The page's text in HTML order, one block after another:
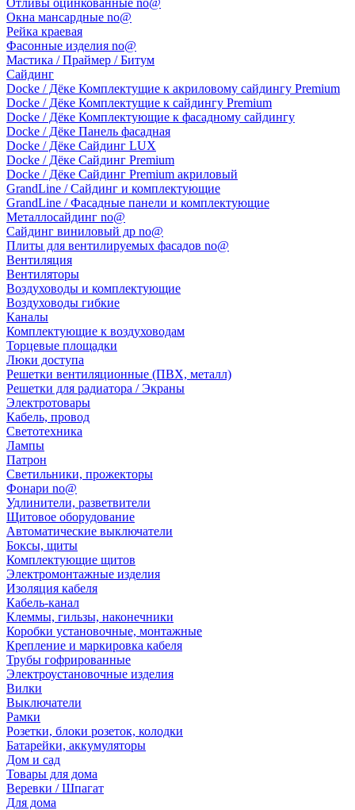
Отливы оцинкованные no@
Окна мансардные no@
Рейка краевая
Фасонные изделия no@
Мастика / Праймер / Битум
Сайдинг
Docke / Дёке Комплектущие к акриловому сайдингу Premium
Docke / Дёке Комплектущие к сайдингу Premium
Docke / Дёке Комплектующие к фасадному сайдингу
Docke / Дёке Панель фасадная
Docke / Дёке Сайдинг LUX
Docke / Дёке Сайдинг Premium
Docke / Дёке Сайдинг Premium акриловый
GrandLine / Сайдинг и комплектующие
GrandLine / Фасадные панели и комплектующие
Металлосайдинг no@
Сайдинг виниловый др no@
Плиты для вентилируемых фасадов no@
Вентиляция
Вентиляторы
Воздуховоды и комплектующие
Воздуховоды гибкие
Каналы
Комплектующие к воздуховодам
Торцевые площадки
Люки доступа
Решетки вентиляционные (ПВХ, металл)
Решетки для радиатора / Экраны
Электротовары
Кабель, провод
Светотехника
Лампы
Патрон
Светильники, прожекторы
Фонари no@
Удлинители, разветвители
Щитовое оборудование
Автоматические выключатели
Боксы, щиты
Комплектующие щитов
Электромонтажные изделия
Изоляция кабеля
Кабель-канал
Клеммы, гильзы, наконечники
Коробки установочные, монтажные
Крепление и маркировка кабеля
Трубы гофрированные
Электроустановочные изделия
Вилки
Выключатели
Рамки
Розетки, блоки розеток, колодки
Батарейки, аккумуляторы
Дом и сад
Товары для дома
Веревки / Шпагат
Для дома